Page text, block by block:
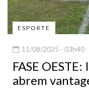
ESPORTE
11/08/2025 - 03h40
FASE
abrem